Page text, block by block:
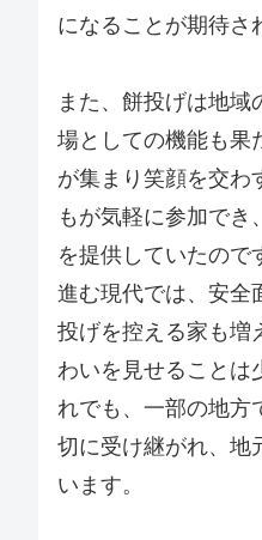
になることが期待さ
また、餅投げは地域
場としての機能も果
が集まり笑顔を交わ
もが気軽に参加でき
を提供していたので
進む現代では、安全
投げを控える家も増
わいを見せることは
れでも、一部の地方
切に受け継がれ、地
います。